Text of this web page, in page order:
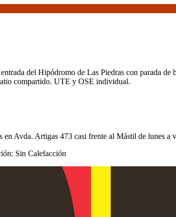
del Hipódromo de Las Piedras con parada de
compartido. UTE y OSE individual.
Avda. Artigas 473 casi frente al Mástil de lunes a
Sin Calefacción